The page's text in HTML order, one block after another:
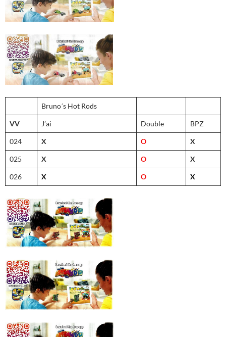
Bruno´s Hot Rods
VV J’ai Double BPZ
024 X O X
025 X O X
026 X O X